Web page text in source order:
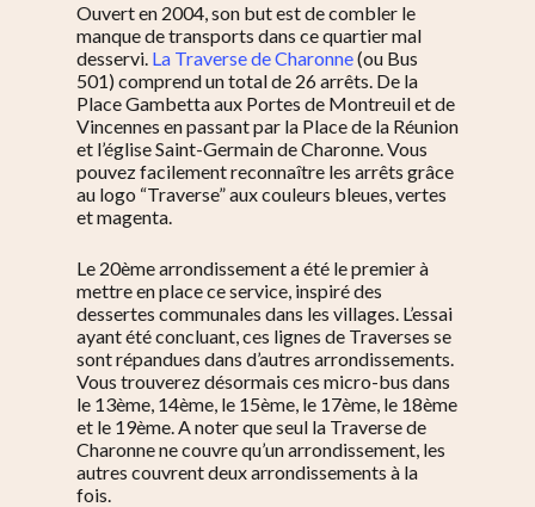
Ouvert en 2004, son but est de combler le
manque de transports dans ce quartier mal
desservi. La Traverse de Charonne(ou Bus
501) comprend un total de 26 arrêts. De la
Place Gambetta aux Portes de Montreuil et de
Vincennes en passant par la Place de la Réunion
et l’église Saint-Germain de Charonne. Vous
pouvez facilement reconnaître les arrêts grâce
au logo “Traverse” aux couleurs bleues, vertes
et magenta.
Le 20ème arrondissement a été le premier à
mettre en place ce service, inspiré des
dessertes communales dans les villages. L’essai
ayant été concluant, ces lignes de Traverses se
sont répandues dans d’autres arrondissements.
Vous trouverez désormais ces micro-bus dans
le 13ème, 14ème, le 15ème, le 17ème, le 18ème
et le 19ème. A noter que seul la Traverse de
Charonne ne couvre qu’un arrondissement, les
autres couvrent deux arrondissements à la
fois.